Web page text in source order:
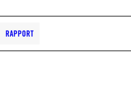
RAPPORT